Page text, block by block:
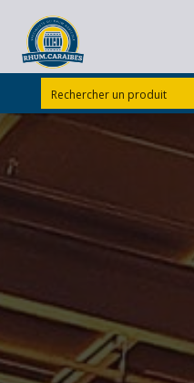
Accueil/Rhums
Guadeloupe/RHUM
70 cl 73.51° 2015
Rupture